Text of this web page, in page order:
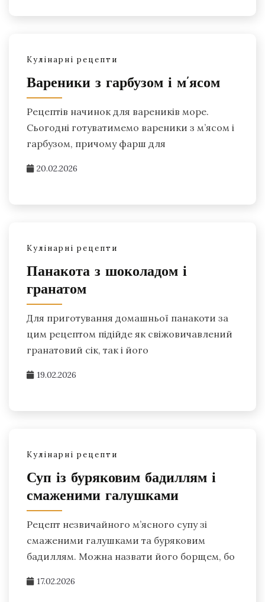
Кулінарні рецепти
Вареники з гарбузом і м’ясом
Рецептів начинок для вареників море.
Сьогодні готуватимемо вареники з м’ясом і
гарбузом, причому фарш для
20.02.2026
Кулінарні рецепти
Панакота з шоколадом і
гранатом
Для приготування домашньої панакоти за
цим рецептом підійде як свіжовичавлений
гранатовий сік, так і його
19.02.2026
Кулінарні рецепти
Суп із буряковим бадиллям і
смаженими галушками
Рецепт незвичайного м’ясного супу зі
смаженими галушками та буряковим
бадиллям. Можна назвати його борщем, бо
17.02.2026